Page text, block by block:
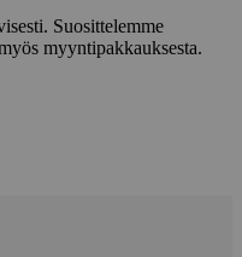
Suosittelemme
myyntipakkauksesta.